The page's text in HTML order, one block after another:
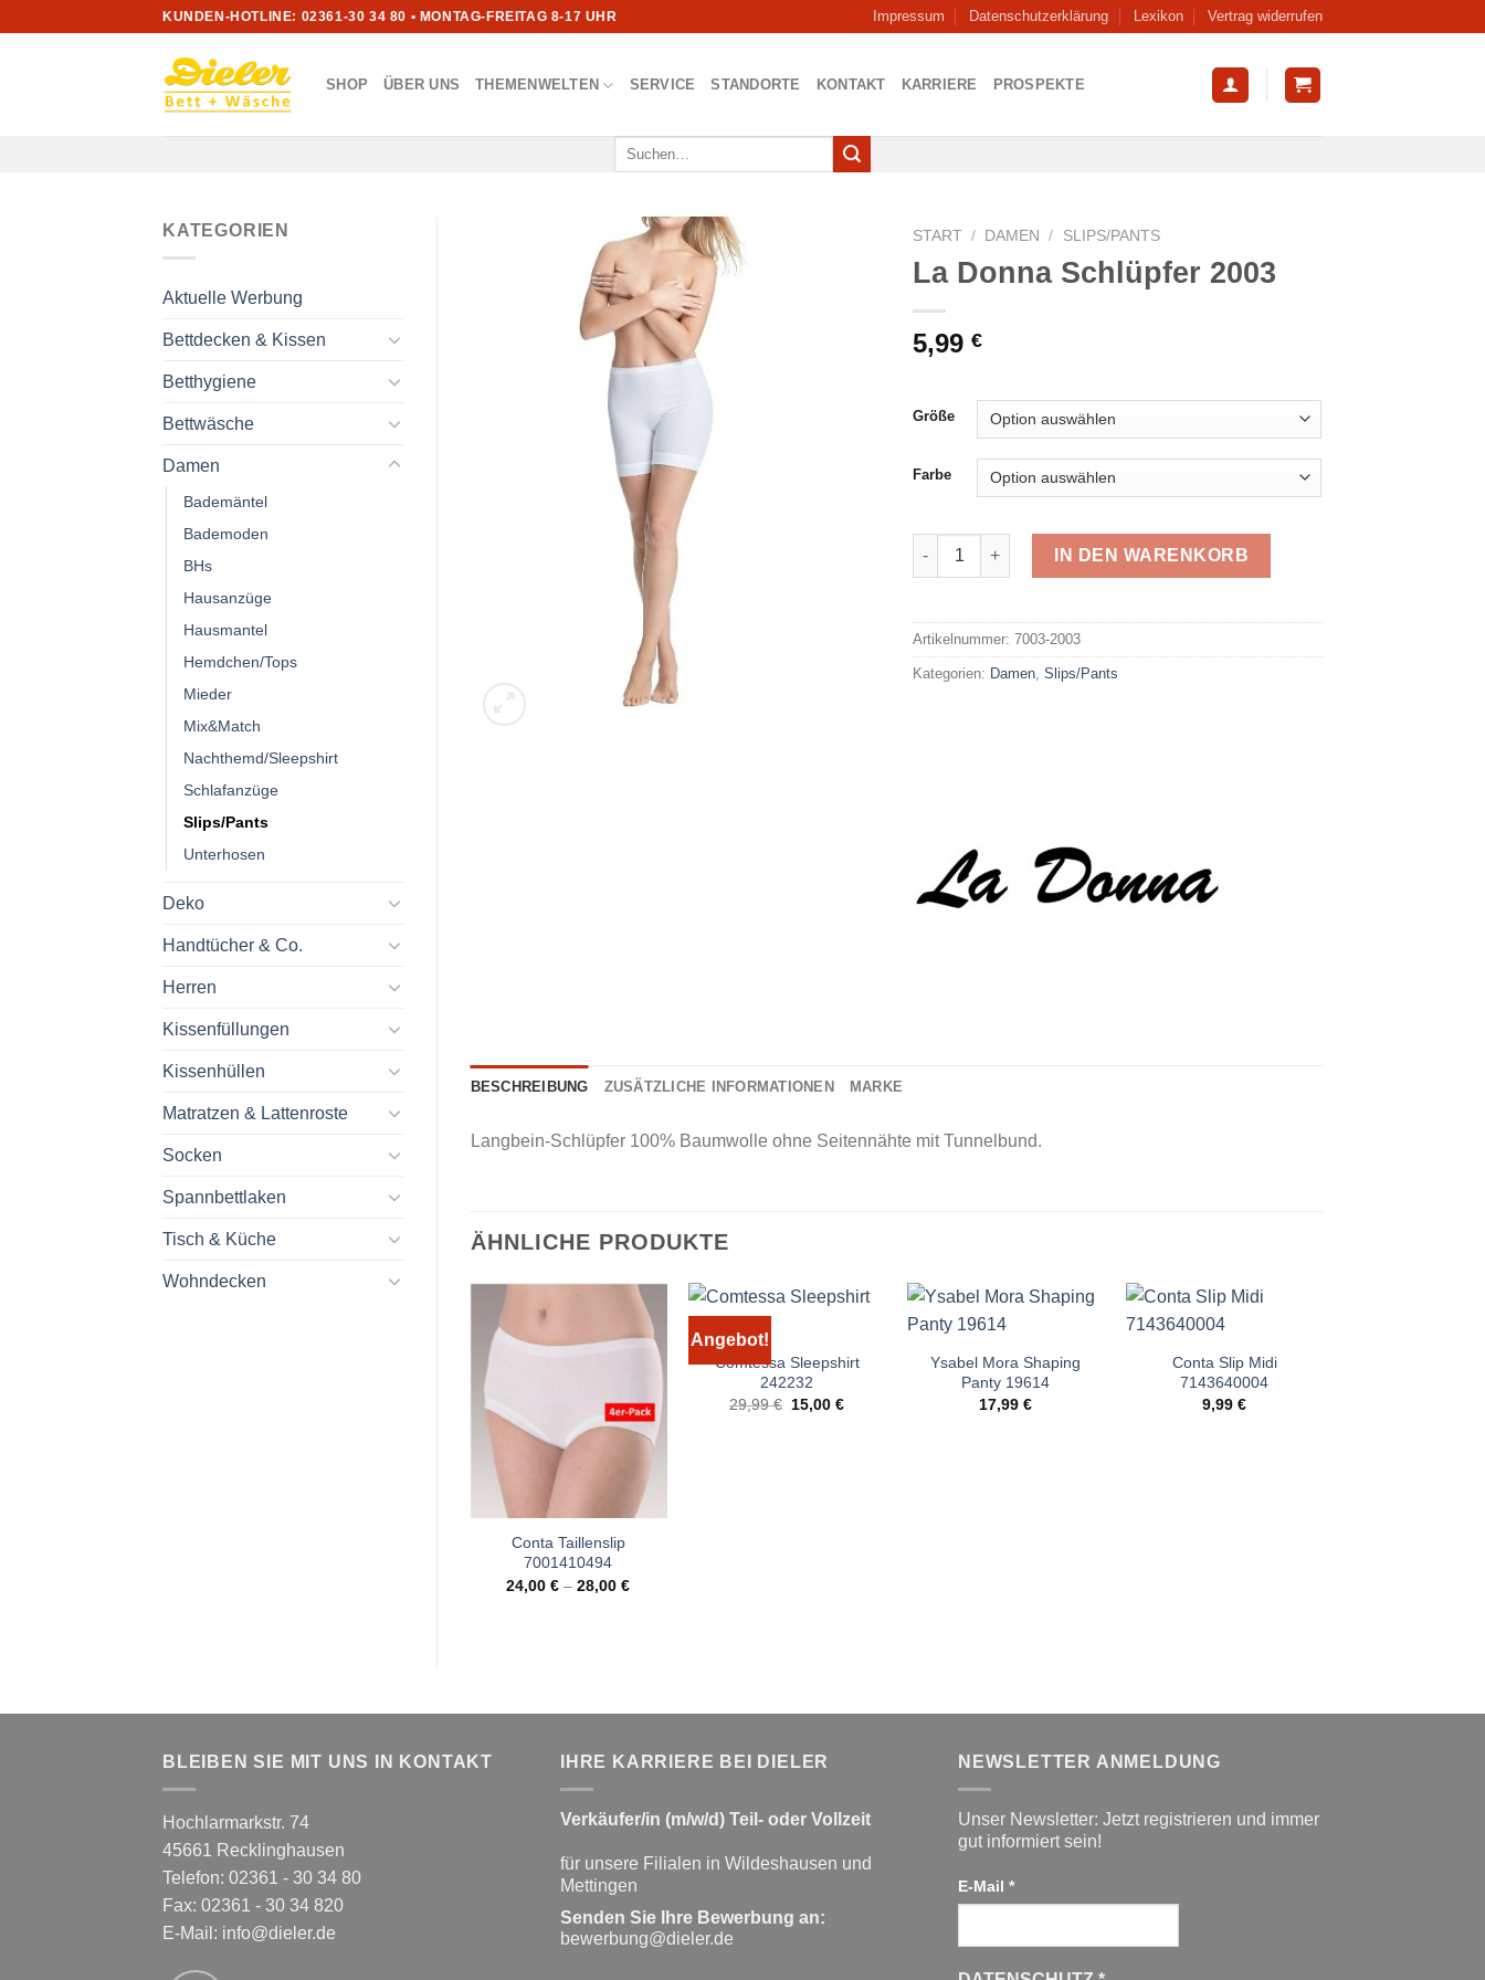
KUNDEN-HOTLINE: 02361-30 34 80 • MONTAG-FREITAG 8-17 UHR Impressum Datenschutzerklärung Lexikon Vertrag widerrufen
SHOP ÜBER UNS THEMENWELTEN SERVICE STANDORTE KONTAKT KARRIERE PROSPEKTE
Suchen
KATEGORIEN
Aktuelle Werbung
Bettdecken & Kissen
Betthygiene
Bettwäsche
Damen
Bademäntel
Bademoden
BHs
Hausanzüge
Hausmantel
Hemdchen/Tops
Mieder
Mix&Match
Nachthemd/Sleepshirt
Schlafanzüge
Slips/Pants
Unterhosen
Deko
Handtücher & Co.
Herren
Kissenfüllungen
Kissenhüllen
Matratzen & Lattenroste
Socken
Spannbettlaken
Tisch & Küche
Wohndecken
START / DAMEN / SLIPS/PANTS
La Donna Schlüpfer 2003
5,99€
Größe
Farbe
La Donna Schlüpfer 2003 Menge
IN DEN WARENKORB
Artikelnummer:7003-2003
Kategorien: Damen ,Slips/Pants
BESCHREIBUNG ZUSÄTZLICHE INFORMATIONEN MARKE
Langbein-Schlüpfer 100% Baumwolle ohne Seitennähte mit Tunnelbund.
ÄHNLICHE PRODUKTE
Conta Taillenslip
7001410494
24,00€ –28,00€
Angebot!
Comtessa Sleepshirt
242232
29,99€ Ursprünglicher
15,00€Aktueller
Ysabel Mora Shaping
Panty 19614
17,99€
Conta Slip Midi
7143640004
9,99€
BLEIBEN SIE MIT UNS IN KONTAKT
Hochlarmarkstr. 74
45661 Recklinghausen
Telefon: 02361 - 30 34 80
Fax: 02361 - 30 34 820
E-Mail: info@dieler.de
IHRE KARRIERE BEI DIELER
Verkäufer/in (m/w/d) Teil- oder Vollzeit
für unsere Filialen in Wildeshausen und
Mettingen
Senden Sie Ihre Bewerbung an:
bewerbung@dieler.de
NEWSLETTER ANMELDUNG
Unser Newsletter: Jetzt registrieren und immer
gut informiert sein!
E-Mail *